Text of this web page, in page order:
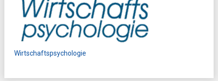
Wirtschaftspsychologie